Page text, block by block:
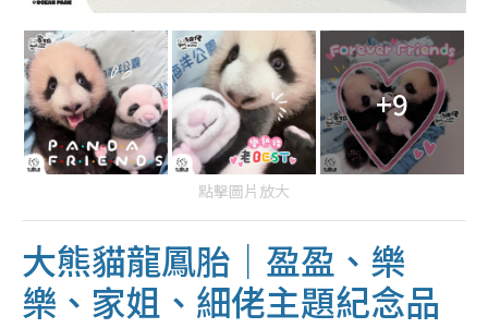
+9
點擊圖片放大
大熊貓龍鳳胎｜盈盈、樂
樂、家姐、細佬主題紀念品